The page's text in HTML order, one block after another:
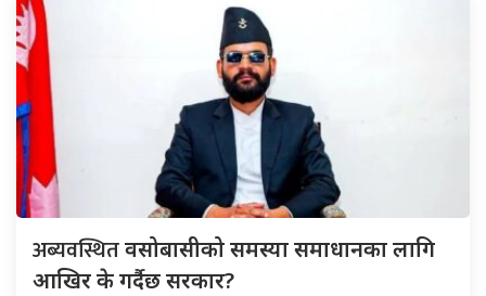
अब्यवस्थितवसोबासीको समस्या समाधानका लागि
आखिर के गर्दैछ सरकार?